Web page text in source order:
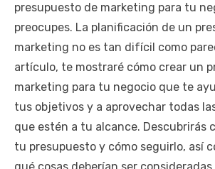
presupuesto de marketing para tu
preocupes. La planificación de un
marketing no es tan difícil como
artículo, te mostraré cómo crear un
marketing para tu negocio que te
tus objetivos y a aprovechar todas
que estén a tu alcance. Descubrirás
tu presupuesto y cómo seguirlo, así